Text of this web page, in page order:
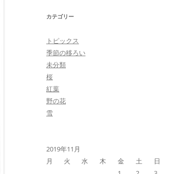
カテゴリー
トピックス
季節の移ろい
未分類
桜
紅葉
野の花
雪
2019年11月
月
火 水 木 金 土
日